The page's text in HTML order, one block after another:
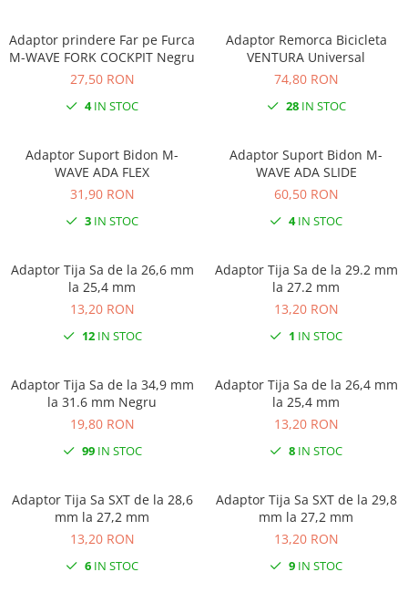
Cuvete
Monobloc
Adaptor prindere Far pe Furca
M-WAVE FORK COCKPIT Negru
27,50 RON
4IN STOC
Adaptor Remorca Bicicleta
VENTURA Universal
74,80 RON
28IN STOC
Adaptor Suport Bidon M-
WAVE ADA FLEX
31,90 RON
3 IN STOC
Adaptor Suport Bidon M-
WAVE ADA SLIDE
60,50 RON
4IN STOC
Adaptor Tija Sa de la 26,6 mm
la 25,4 mm
13,20 RON
12IN STOC
Adaptor Tija Sa de la 29.2 mm
la 27.2 mm
13,20 RON
1 IN STOC
Adaptor Tija Sa de la 34,9 mm
la 31.6 mm Negru
19,80 RON
99IN STOC
Adaptor Tija Sa de la 26,4 mm
la 25,4 mm
13,20 RON
8 IN STOC
Adaptor Tija Sa SXT de la 28,6
mm la 27,2 mm
13,20 RON
6 IN STOC
Adaptor Tija Sa SXT de la 29,8
mm la 27,2 mm
13,20 RON
9 IN STOC